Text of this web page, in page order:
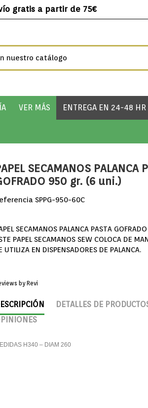
gratis a partir de 75€
VER MÁS ENTREGA EN 24-48 HR
SECAMANOS PALANCA
950 gr. (6 uni.)
SPPG-950-60C
SECAMANOS PALANCA PASTA
PAPEL SECAMANOS SEW COLOCA DE
UTILIZA EN DISPENSADORES DE PALANCA.
byRevi
DETALLES DE
H340 – DIAM 260